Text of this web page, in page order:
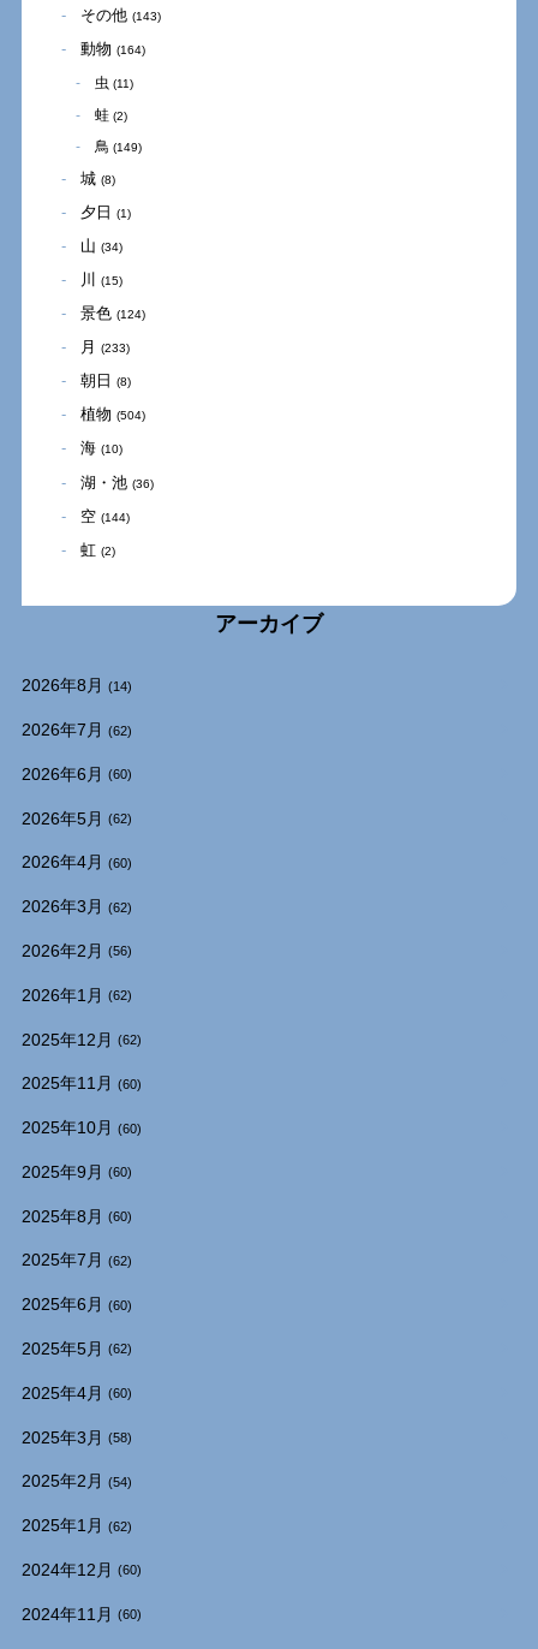
その他 (143)
動物 (164)
虫 (11)
蛙 (2)
鳥 (149)
城 (8)
夕日 (1)
山 (34)
川 (15)
景色 (124)
月 (233)
朝日 (8)
植物 (504)
海 (10)
湖・池 (36)
空 (144)
虹 (2)
アーカイブ
2026年8月 (14)
2026年7月 (62)
2026年6月 (60)
2026年5月 (62)
2026年4月 (60)
2026年3月 (62)
2026年2月 (56)
2026年1月 (62)
2025年12月 (62)
2025年11月 (60)
2025年10月 (60)
2025年9月 (60)
2025年8月 (60)
2025年7月 (62)
2025年6月 (60)
2025年5月 (62)
2025年4月 (60)
2025年3月 (58)
2025年2月 (54)
2025年1月 (62)
2024年12月 (60)
2024年11月 (60)